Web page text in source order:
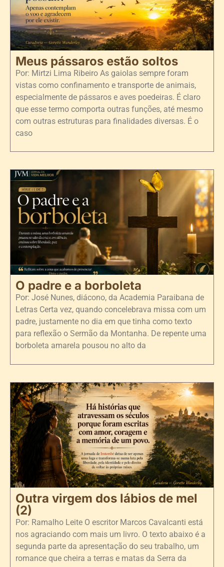
Meus pássaros estão soltos
Por: Mirtzi Lima Ribeiro As gaiolas sempre foram
vistas como confinamento e transporte de animais,
especialmente de pássaros e aves poedeiras. É claro
que esse termo comporta outras funções, até mesmo
com outras estruturas para finalidades diversas. É o
caso
O padre e a borboleta
Por: José Nunes, diácono, da Academia Paraibana de
Letras Certa vez, quando concelebrava missa com um
padre, justamente no dia em que tinha como texto
para reflexão o Sermão da Montanha. De repente uma
borboleta amarela pousou no alto da
Outra virgem dos lábios de mel
(2)
Por: Ramalho Leite O escritor Marcos Cavalcanti está
nos agraciando com mais um livro. O texto abaixo é a
segunda parte da apresentação do seu trabalho, um
romance que cheira a terras e matas da Serra da